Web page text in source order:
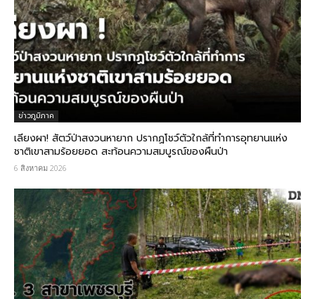
ข่าวภูมิภาค
เลียงผา! สัตว์ป่าสงวนหายาก ปรากฏโชว์ตัวใกล้ที่ทำการอุทยานแห่ง
ชาติเขาสามร้อยยอด สะท้อนความสมบูรณ์ของผืนป่า
6 สิงหาคม 2026